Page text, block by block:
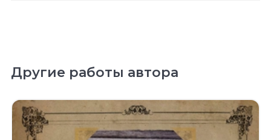
Другие работы автора